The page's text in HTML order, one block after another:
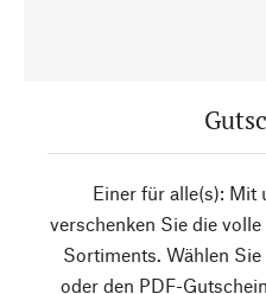
Einer für alle(s): Mit
verschenken Sie die
Sortiments. Wählen
oder den PDF-